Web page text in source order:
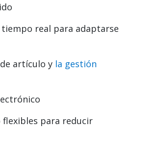
real para adaptarse
artículo y la gestión
flexibles para reducir